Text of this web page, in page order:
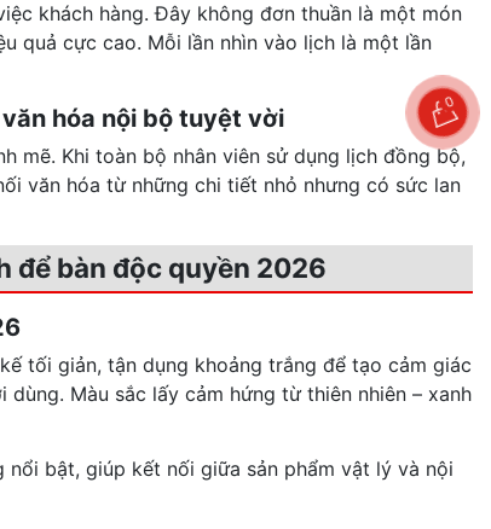
khách hàng. Đây không đơn thuần là một món
quả cực cao. Mỗi lần nhìn vào lịch là một lần
hóa nội bộ tuyệt vời
mẽ. Khi toàn bộ nhân viên sử dụng lịch đồng bộ,
văn hóa từ những chi tiết nhỏ nhưng có sức lan
để bàn độc quyền 2026
tối giản, tận dụng khoảng trắng để tạo cảm giác
Màu sắc lấy cảm hứng từ thiên nhiên – xanh
bật, giúp kết nối giữa sản phẩm vật lý và nội
0